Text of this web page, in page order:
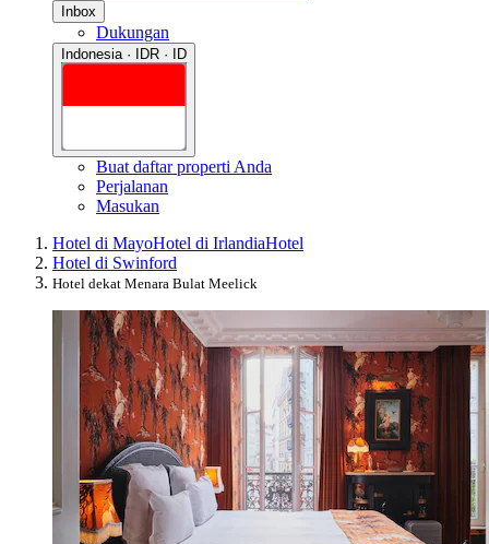
Inbox
Dukungan
Indonesia · IDR · ID
Buat daftar properti Anda
Perjalanan
Masukan
Hotel di MayoHotel di IrlandiaHotel
Hotel di Swinford
Hotel dekat Menara Bulat Meelick